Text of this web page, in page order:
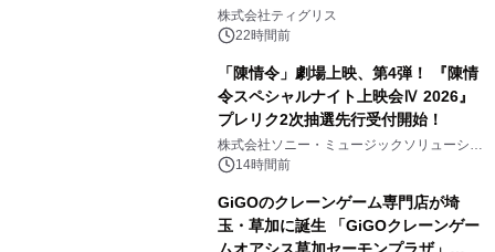
生 バカルディ ジャパンと連携した
没入型バー「BAR Arca」
株式会社ティグリス
22時間前
「陳情令」劇場上映、第4弾！ 『陳情
令スペシャルナイト上映会Ⅳ 2026』
プレリク2次抽選先行受付開始！
株式会社ソニー・ミュージックソリューショ
ンズ14時間前
GiGOのクレーンゲーム専門店が埼
玉・草加に誕生 「GiGOクレーンゲー